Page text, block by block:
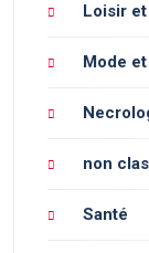
Loisir
Mode
non
Santé